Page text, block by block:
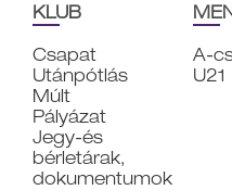
KLUB
Csapat
Utánpótlás
Múlt
Pályázat
Jegy-és
bérletárak,
dokumentumok
A-
U21